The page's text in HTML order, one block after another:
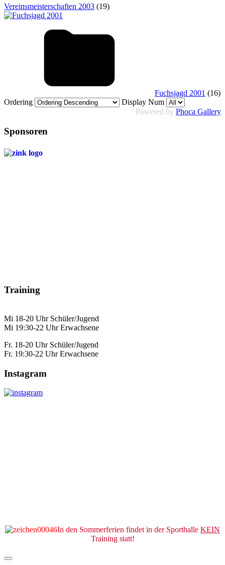
Vereinsmeisterschaften 2003 (19)
Fuchsjagd 2001 (16)
Ordering
Display Num
Powered by Phoca Gallery
Sponsoren
Training
Mi 18-20 Uhr Schüler/Jugend
Mi 19:30-22 Uhr Erwachsene
Fr. 18-20 Uhr Schüler/Jugend
Fr. 19:30-22 Uhr Erwachsene
Instagram
In den Sommerferien findet in der Sporthalle KEIN
Training statt!